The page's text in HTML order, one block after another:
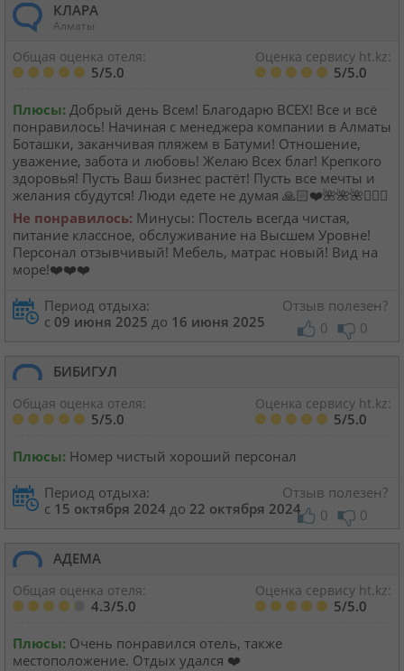
КЛАРА
Алматы
Общая оценка отеля:
5/5.0
Оценка сервису ht.kz:
5/5.0
Плюсы: Добрый день Всем! Благодарю ВСЕХ! Все и всё
понравилось! Начиная с менеджера компании в Алматы
Боташки, заканчивая пляжем в Батуми! Отношение,
уважение, забота и любовь! Желаю Всех благ! Крепкого
здоровья! Пусть Ваш бизнес растёт! Пусть все мечты и
желания сбудутся! Люди едете не думая 🙏🏻❤️🌺🌺🌺💁🏻‍♀️
Не понравилось: Минусы: Постель всегда чистая,
питание классное, обслуживание на Высшем Уровне!
Персонал отзывчивый! Мебель, матрас новый! Вид на
море!❤️❤️❤️
Период отдыха:
с 09 июня 2025 до 16 июня 2025
Отзыв полезен?
0
0
БИБИГУЛ
Общая оценка отеля:
5/5.0
Оценка сервису ht.kz:
5/5.0
Плюсы: Номер чистый хороший персонал
Период отдыха:
с 15 октября 2024 до 22 октября 2024
Отзыв полезен?
0
0
АДЕМА
Общая оценка отеля:
4.3/5.0
Оценка сервису ht.kz:
5/5.0
Плюсы: Очень понравился отель, также
местоположение. Отдых удался ❤️